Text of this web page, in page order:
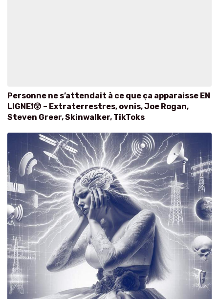
Personne ne s’attendait à ce que ça apparaisse EN
LIGNE❗😲 – Extraterrestres, ovnis, Joe Rogan,
Steven Greer, Skinwalker, TikToks